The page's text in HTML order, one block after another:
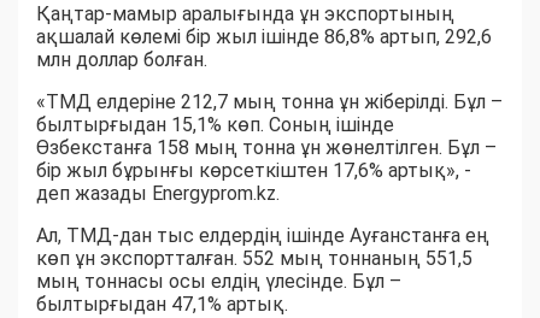
Қаңтар-мамыр аралығында ұн экспортының
ақшалай көлемі бір жыл ішінде 86,8% артып, 292,6
млн доллар болған.
«ТМД елдеріне 212,7 мың тонна ұн жіберілді. Бұл –
былтырғыдан 15,1% көп. Соның ішінде
Өзбекстанға 158 мың тонна ұн жөнелтілген. Бұл –
бір жыл бұрынғы көрсеткіштен 17,6% артық», -
деп жазады Energyprom.kz.
Ал, ТМД-дан тыс елдердің ішінде Ауғанстанға ең
көп ұн экспортталған. 552 мың тоннаның 551,5
мың тоннасы осы елдің үлесінде. Бұл –
былтырғыдан 47,1% артық.